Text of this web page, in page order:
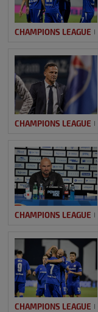
CHAMPIONS LEAGUE
CHAMPIONS LEAGUE
CHAMPIONS LEAGUE
CHAMPIONS LEAGUE